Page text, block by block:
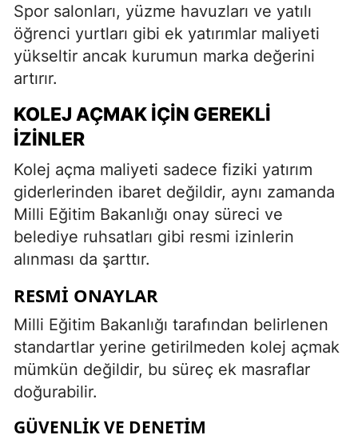
Spor salonları, yüzme havuzları ve yatılı
öğrenci yurtları gibi ek yatırımlar maliyeti
yükseltir ancak kurumun marka değerini
artırır.
KOLEJ AÇMAK İÇIN GEREKLI
İZINLER
Kolej açma maliyeti sadece fiziki yatırım
giderlerinden ibaret değildir, aynı zamanda
Milli Eğitim Bakanlığı onay süreci ve
belediye ruhsatları gibi resmi izinlerin
alınması da şarttır.
RESMI ONAYLAR
Milli Eğitim Bakanlığı tarafından belirlenen
standartlar yerine getirilmeden kolej açmak
mümkün değildir, bu süreç ek masraflar
doğurabilir.
GÜVENLIK VE DENETIM